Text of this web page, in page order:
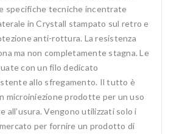
specifiche tecniche incentrate
in Crystall stampato sul retro e
anti-rottura. La resistenza
ma non completamente stagna. Le
con un filo dedicato
allo sfregamento. Il tutto è
microiniezione prodotte per un uso
all’usura. Vengono utilizzati solo i
per fornire un prodotto di